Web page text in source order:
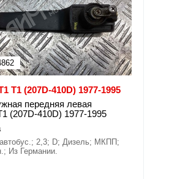
T1 (207D-410D) 1977-1995
передняя левая
(207D-410D) 1977-1995
2,3; D; Дизель; МКПП;
Из Германии.